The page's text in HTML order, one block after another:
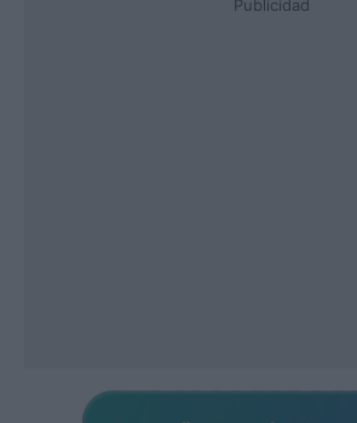
Publicidad